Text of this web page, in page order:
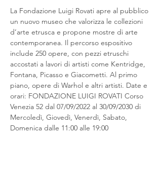
La Fondazione Luigi Rovati apre al pubblico
un nuovo museo che valorizza le collezioni
d’arte etrusca e propone mostre di arte
contemporanea. Il percorso espositivo
include 250 opere, con pezzi etruschi
accostati a lavori di artisti come Kentridge,
Fontana, Picasso e Giacometti. Al primo
piano, opere di Warhol e altri artisti. Date e
orari: FONDAZIONE LUIGI ROVATI Corso
Venezia 52 dal 07/09/2022 al 30/09/2030 di
Mercoledì, Giovedì, Venerdì, Sabato,
Domenica dalle 11:00 alle 19:00